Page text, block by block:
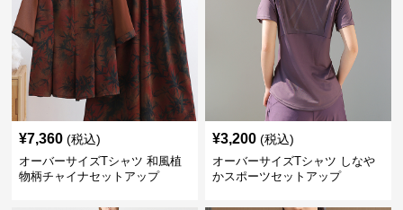
¥7,360 (税込)
オーバーサイズTシャツ 和風植
物柄チャイナセットアップ
¥3,200 (税込)
オーバーサイズTシャツ しなや
かスポーツセットアップ